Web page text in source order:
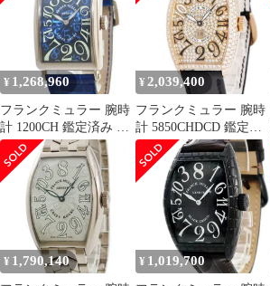
レザー 自動巻き シルバ
ー メンズ 【中古】
¥ 1,268,960
フランクミュラー 腕時
計 1200CH 鑑定済み ブ
ランド
¥ 2,039,400
フランクミュラー 腕時
計 5850CHDCD 鑑定済
み ブランド
¥ 1,790,140 ¥ 1,019,700